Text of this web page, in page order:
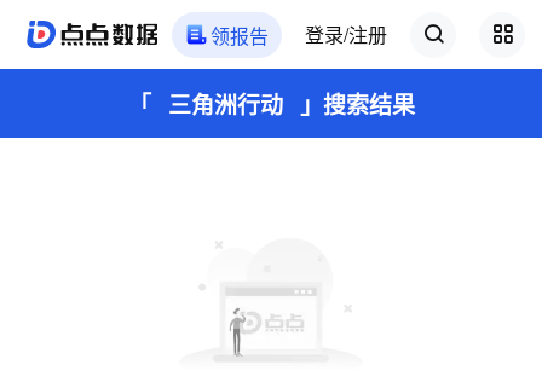
领报告 登录/注册
「 三角洲行动 」 搜索结果